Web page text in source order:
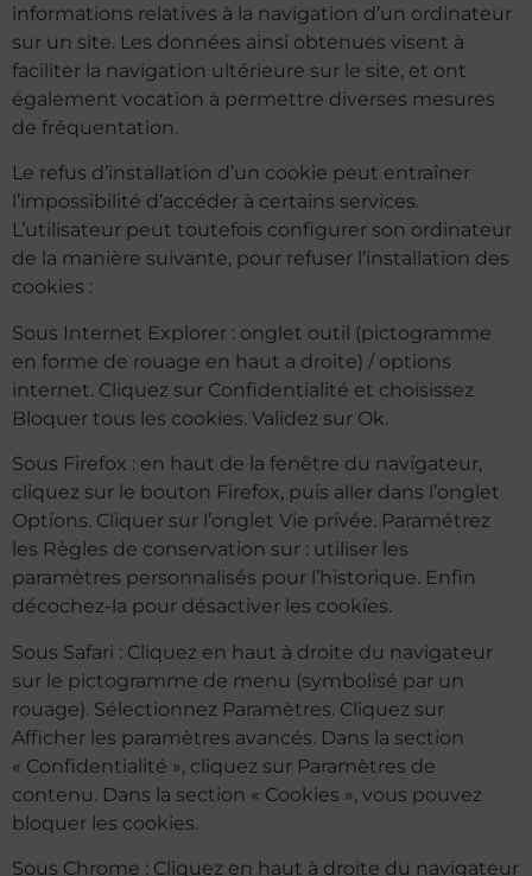
informations relatives à la navigation d’un ordinateur
sur un site. Les données ainsi obtenues visent à
faciliter la navigation ultérieure sur le site, et ont
également vocation à permettre diverses mesures
de fréquentation.
Le refus d’installation d’un cookie peut entraîner
l’impossibilité d’accéder à certains services.
L’utilisateur peut toutefois configurer son ordinateur
de la manière suivante, pour refuser l’installation des
cookies :
Sous Internet Explorer : onglet outil (pictogramme
en forme de rouage en haut a droite) / options
internet. Cliquez sur Confidentialité et choisissez
Bloquer tous les cookies. Validez sur Ok.
Sous Firefox : en haut de la fenêtre du navigateur,
cliquez sur le bouton Firefox, puis aller dans l’onglet
Options. Cliquer sur l’onglet Vie privée. Paramétrez
les Règles de conservation sur : utiliser les
paramètres personnalisés pour l’historique. Enfin
décochez-la pour désactiver les cookies.
Sous Safari : Cliquez en haut à droite du navigateur
sur le pictogramme de menu (symbolisé par un
rouage). Sélectionnez Paramètres. Cliquez sur
Afficher les paramètres avancés. Dans la section
« Confidentialité », cliquez sur Paramètres de
contenu. Dans la section « Cookies », vous pouvez
bloquer les cookies.
Sous Chrome : Cliquez en haut à droite du navigateur